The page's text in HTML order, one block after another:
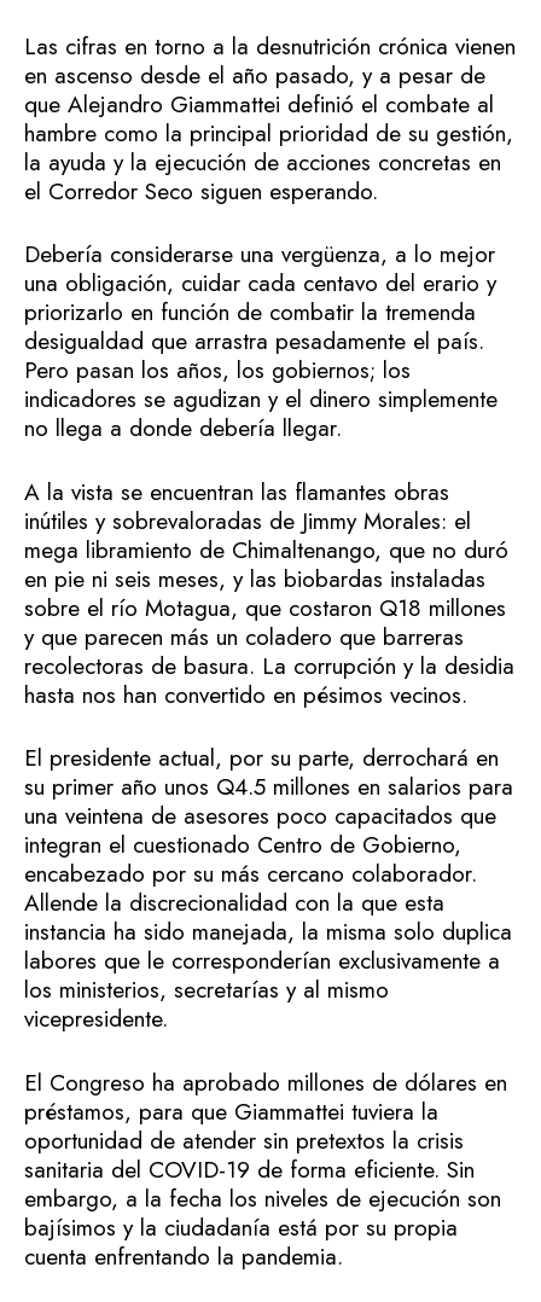
Las cifras en torno a la desnutrición crónica vienen
en ascenso desde el año pasado, y a pesar de
que Alejandro Giammattei definió el combate al
hambre como la principal prioridad de su gestión,
la ayuda y la ejecución de acciones concretas en
el Corredor Seco siguen esperando.
Debería considerarse una vergüenza, a lo mejor
una obligación, cuidar cada centavo del erario y
priorizarlo en función de combatir la tremenda
desigualdad que arrastra pesadamente el país.
Pero pasan los años, los gobiernos; los
indicadores se agudizan y el dinero simplemente
no llega a donde debería llegar.
A la vista se encuentran las flamantes obras
inútiles y sobrevaloradas de Jimmy Morales: el
mega libramiento de Chimaltenango, que no duró
en pie ni seis meses, y las biobardas instaladas
sobre el río Motagua, que costaron Q18 millones
y que parecen más un coladero que barreras
recolectoras de basura. La corrupción y la desidia
hasta nos han convertido en pésimos vecinos.
El presidente actual, por su parte, derrochará en
su primer año unos Q4.5 millones en salarios para
una veintena de asesores poco capacitados que
integran el cuestionado Centro de Gobierno,
encabezado por su más cercano colaborador.
Allende la discrecionalidad con la que esta
instancia ha sido manejada, la misma solo duplica
labores que le corresponderían exclusivamente a
los ministerios, secretarías y al mismo
vicepresidente.
El Congreso ha aprobado millones de dólares en
préstamos, para que Giammattei tuviera la
oportunidad de atender sin pretextos la crisis
sanitaria del COVID-19 de forma eficiente. Sin
embargo, a la fecha los niveles de ejecución son
bajísimos y la ciudadanía está por su propia
cuenta enfrentando la pandemia.